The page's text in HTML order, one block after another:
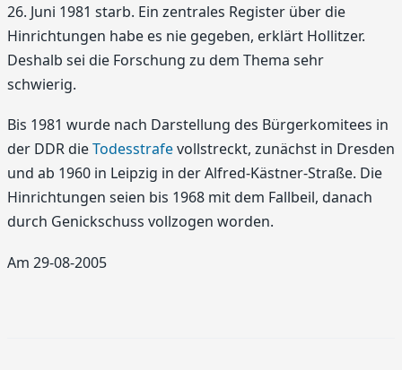
26. Juni 1981 starb. Ein zentrales Register über die
Hinrichtungen habe es nie gegeben, erklärt Hollitzer.
Deshalb sei die Forschung zu dem Thema sehr
schwierig.
Bis 1981 wurde nach Darstellung des Bürgerkomitees in
der DDR dieTodesstrafevollstreckt, zunächst in Dresden
und ab 1960 in Leipzig in der Alfred-Kästner-Straße. Die
Hinrichtungen seien bis 1968 mit dem Fallbeil, danach
durch Genickschuss vollzogen worden.
Am 29-08-2005